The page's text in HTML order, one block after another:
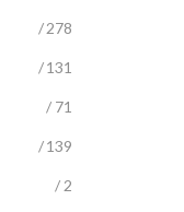
/ 278
/ 131
/ 71
/ 139
/ 2